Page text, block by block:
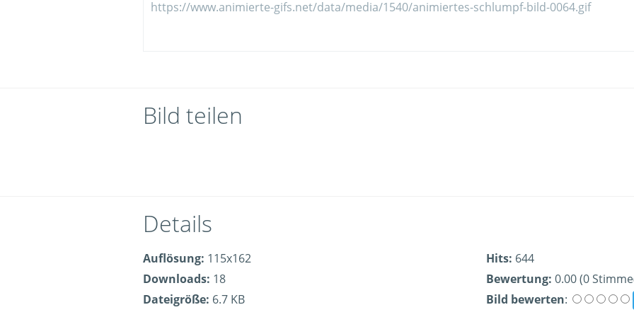
Bild teilen
Details
Auflösung: 115x162
Downloads: 18
Dateigröße: 6.7 KB
Hits: 644
Bewertung: 0.00 (0
Bild bewerten: